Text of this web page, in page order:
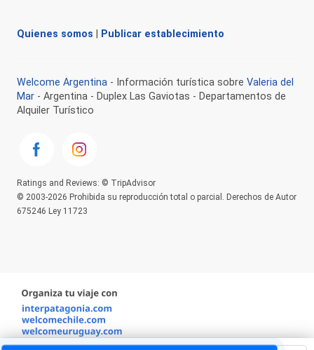
Quienes somos Publicar establecimiento
Welcome Argentina - Información turística sobre Valeria del
Mar - Argentina - Duplex Las Gaviotas - Departamentos de
Alquiler Turístico
Ratings and Reviews: © TripAdvisor
© 2003-2026 Prohibida su reproducción total o parcial. Derechos de Autor
675246 Ley 11723